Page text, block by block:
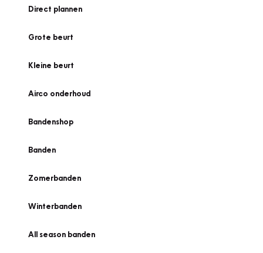
Direct plannen
Grote beurt
Kleine beurt
Airco onderhoud
Bandenshop
Banden
Zomerbanden
Winterbanden
All season banden